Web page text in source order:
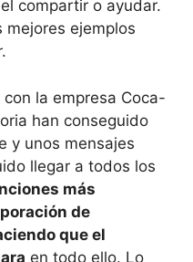
compartir o ayudar.
mejores ejemplos
la empresa Coca-
han conseguido
y unos mensajes
llegar a todos los
más
de
que el
en todo ello. Lo